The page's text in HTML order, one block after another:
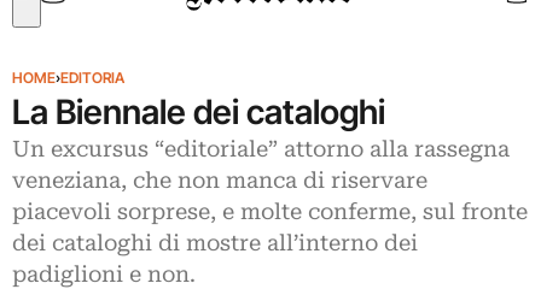
HOME›EDITORIA
La Biennale dei cataloghi
Un excursus “editoriale” attorno alla rassegna
veneziana, che non manca di riservare
piacevoli sorprese, e molte conferme, sul fronte
dei cataloghi di mostre all’interno dei
padiglioni e non.